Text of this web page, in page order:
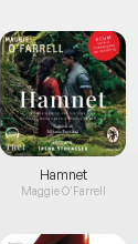
Hamnet
Maggie O'Farrell